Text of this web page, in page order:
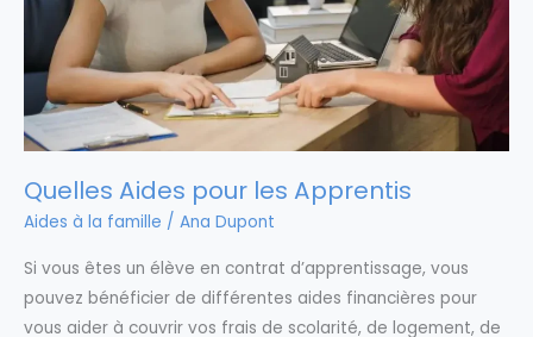
Quelles Aides pour les Apprentis
Aides à la famille / Ana Dupont
Si vous êtes un élève en contrat d’apprentissage, vous
pouvez bénéficier de différentes aides financières pour
vous aider à couvrir vos frais de scolarité, de logement, de